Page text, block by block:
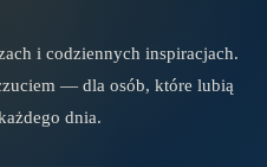
i codziennych inspiracjach.
— dla osób, które lubią
dnia.